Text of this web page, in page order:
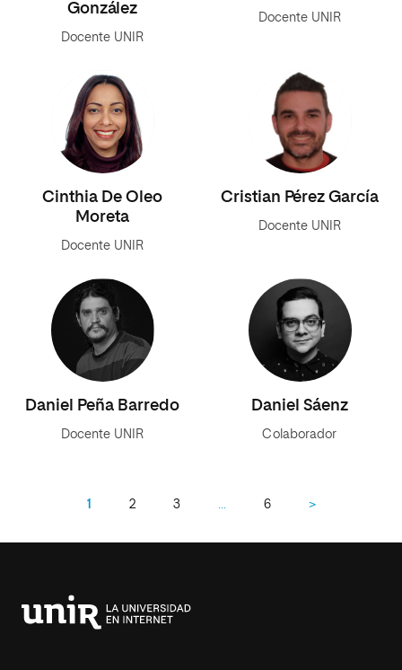
González
Docente UNIR
Docente UNIR
Cinthia De Oleo
Moreta
Docente UNIR
Cristian Pérez García
Docente UNIR
Daniel Peña Barredo
Docente UNIR
Daniel Sáenz
Colaborador
1 2 3 … 6 >